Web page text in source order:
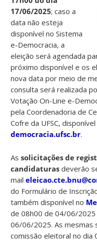
17/06/2025; caso a
data não esteja
disponível no Sistema
e-Democracia, a
eleição será agendada
próximo disponível e os
nova data por meio de
consulta será realizada
Votação On-Line e-
pela Coordenadoria de
Cofre da UFSC,
democracia.ufsc.br.
As solicitações de
candidaturas deverão
mail
do Formulário de
também disponível no
de 08h00 de 04/06/
06/06/2025. As mesmas
comissão eleitoral no